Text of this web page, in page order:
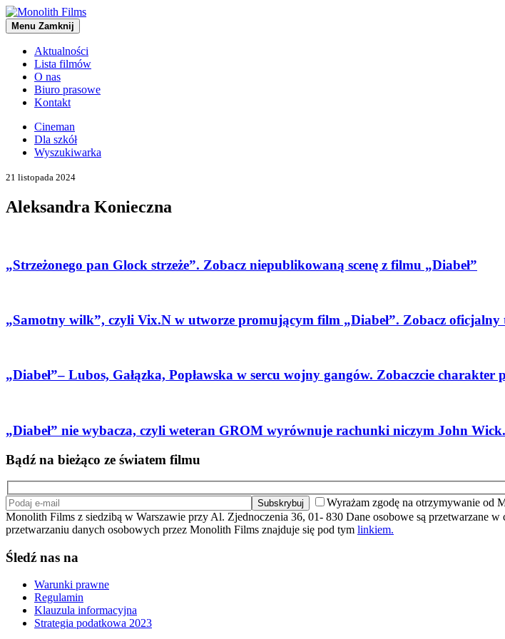
Menu Zamknij
Aktualności
Lista filmów
O nas
Biuro prasowe
Kontakt
Cineman
Dla szkół
Wyszukiwarka
21 listopada 2024
Aleksandra Konieczna
„Strzeżonego pan Glock strzeże”. Zobacz niepublikowaną scenę z filmu „Diabeł”
„Samotny wilk”, czyli Vix.N w utworze promującym film „Diabeł”. Zobacz oficjalny
„Diabeł”– Lubos, Gałązka, Popławska w sercu wojny gangów. Zobaczcie
„Diabeł” nie wybacza, czyli weteran GROM wyrównuje rachunki niczym John
Bądź na bieżąco ze światem filmu
Wyrażam zgodę na otrzymywanie od
Monolith Films z siedzibą w Warszawie przy Al. Zjednoczenia 36, 01- 830 Dane osobowe są przetwarzane
przetwarzaniu danych osobowych przez Monolith Films znajduje się pod tym linkiem.
Śledź nas na
Warunki prawne
Regulamin
Klauzula informacyjna
Strategia podatkowa 2023